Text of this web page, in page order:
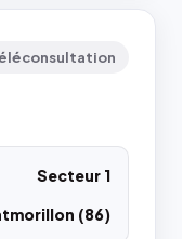
Secteur 1
(86)